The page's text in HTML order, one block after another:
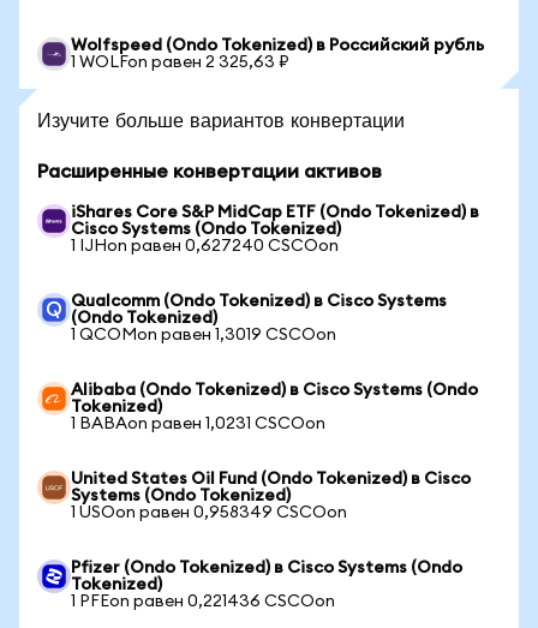
Wolfspeed (Ondo Tokenized) в Российский рубль
1 WOLFon равен 2 325,63 ₽
Изучите больше вариантов конвертации
Расширенные конвертации активов
iShares Core S&P MidCap ETF (Ondo Tokenized) в
Cisco Systems (Ondo Tokenized)
1 IJHon равен 0,627240 CSCOon
Qualcomm (Ondo Tokenized) в Cisco Systems
(Ondo Tokenized)
1 QCOMon равен 1,3019 CSCOon
Alibaba (Ondo Tokenized) в Cisco Systems (Ondo
Tokenized)
1 BABAon равен 1,0231 CSCOon
United States Oil Fund (Ondo Tokenized) в Cisco
Systems (Ondo Tokenized)
1 USOon равен 0,958349 CSCOon
Pfizer (Ondo Tokenized) в Cisco Systems (Ondo
Tokenized)
1 PFEon равен 0,221436 CSCOon